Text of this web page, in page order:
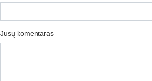
Jūsų komentaras